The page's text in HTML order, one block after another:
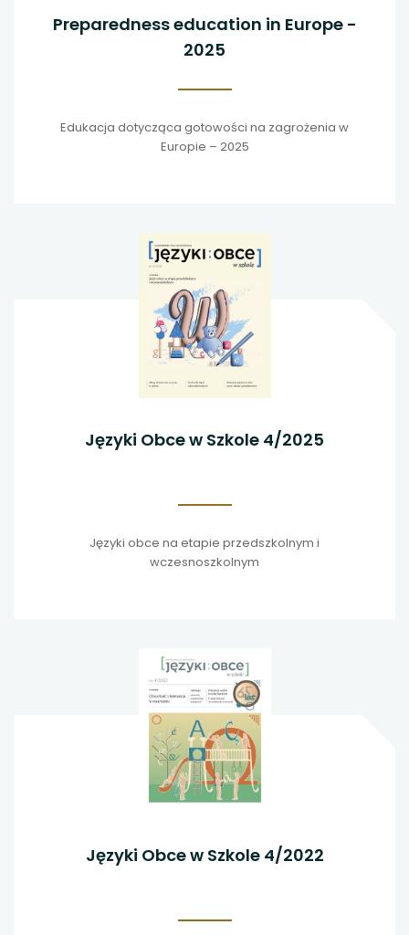
Preparedness education in Europe -
2025
Edukacja dotycząca gotowości na zagrożenia w
Europie – 2025
Języki Obce w Szkole 4/2025
Języki obce na etapie przedszkolnym i
wczesnoszkolnym
Języki Obce w Szkole 4/2022